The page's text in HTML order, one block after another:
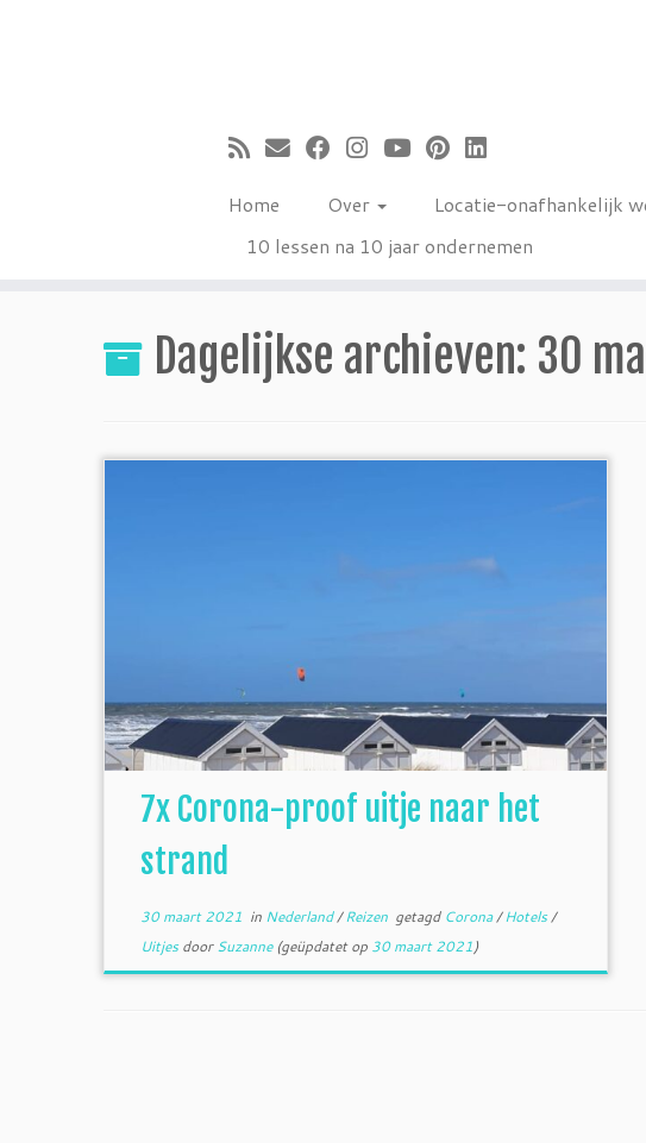
Home Over Locatie-onafhankelijk
10 lessen na 10 jaar ondernemen
Dagelijkse archieven: 30
7x Corona-proof uitje naar het
strand
30 maart 2021 in Nederland/Reizen getagd Corona/Hotels/
UitjesdoorSuzanne(geüpdatet op 30 maart 2021)